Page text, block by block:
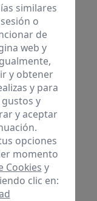
similares
o
de
web y
y obtener
y para
y
y aceptar
opciones
momento
Cookies y
clic en: